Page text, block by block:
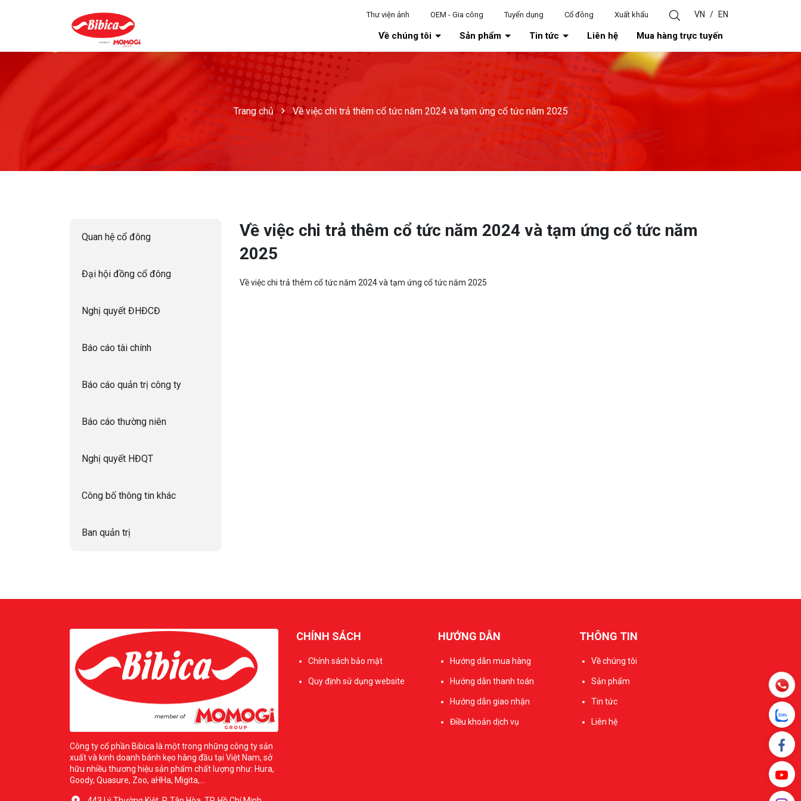
Thư viện ảnh OEM - Gia công Tuyển dụng Cổ đông Xuất khẩu VN / EN
Về chúng tôi Sản phẩm Tin tức Liên hệ Mua hàng trực tuyến
Trang chủ Về việc chi trả thêm cổ tức năm 2024 và tạm ứng cổ tức năm 2025
Quan hệ cổ đông
Đại hội đồng cổ đông
Nghị quyết ĐHĐCĐ
Báo cáo tài chính
Báo cáo quản trị công ty
Báo cáo thường niên
Nghị quyết HĐQT
Công bố thông tin khác
Ban quản trị
Về việc chi trả thêm cổ tức năm 2024 và tạm ứng cổ tức năm
2025
Về việc chi trả thêm cổ tức năm 2024 và tạm ứng cổ tức năm 2025
Công ty cổ phần Bibica là một trong những công ty sản
xuất và kinh doanh bánh kẹo hàng đầu tại Việt Nam, sở
hữu nhiều thương hiệu sản phẩm chất lượng như: Hura,
Goody, Quasure, Zoo, aHHa, Migita,...
CHÍNH SÁCH
Chính sách bảo mật
Quy định sử dụng website
HƯỚNG DẪN
Hướng dẫn mua hàng
Hướng dẫn thanh toán
Hướng dẫn giao nhận
Điều khoản dịch vụ
THÔNG TIN
Về chúng tôi
Sản phẩm
Tin tức
Liên hệ